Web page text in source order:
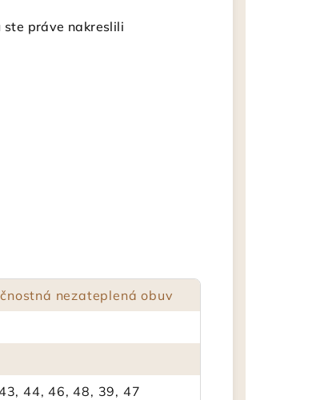
ste práve nakreslili
nezateplená obuv
44, 46, 48, 39, 47